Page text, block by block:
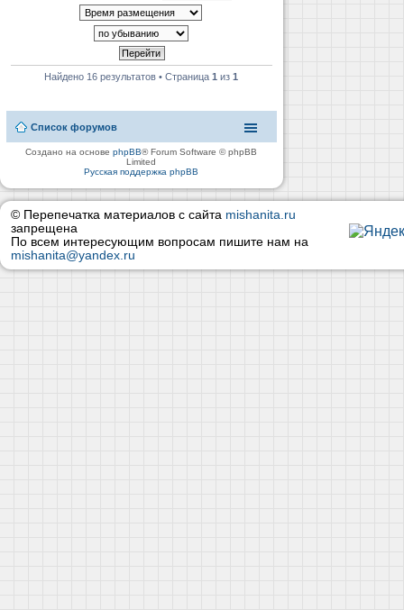
Найдено 16 результатов • Страница1 из1
Список форумов
Создано на основеphpBB® Forum Software © phpBB
Limited
Русская поддержка phpBB
© Перепечатка материалов с сайта mishanita.ru
запрещена
По всем интересующим вопросам пишите нам на
mishanita@yandex.ru